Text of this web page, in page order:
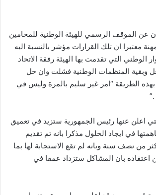
عن الموقف الرسمي للهيئة الوطنية للمحامين
معتبرا ان تلك القرارات مؤشر بالنسبة اليه
الوطني التي تقدمت بها الهيئة رفقة الاتحاد
وبقية المنظمات الوطنية فشلت وان حل
الطريقة “امر غير سليم بالمرة وليس في
اعلن عنها رئيس الجمهورية ستزيد في تعميق
في ايجاد الحلول مذكرا بانه تم تقديم
من نصف سنة وبانه لم تقع الاستجابة لها بما
اعتقاده بان المشاكل ستزداد عمقا في